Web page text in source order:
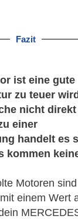
Fazit
ist eine gute
zu teuer
nicht
einer
handelt es
kommen
Motoren
einem Wert